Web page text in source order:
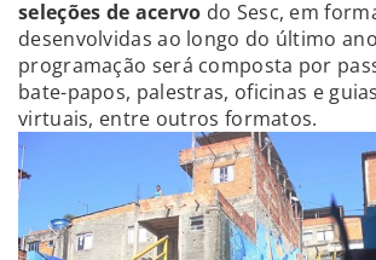
seleções de acervo do Sesc, em
desenvolvidas ao longo do último
programação será composta por
bate-papos, palestras, oficinas e
virtuais, entre outros formatos.